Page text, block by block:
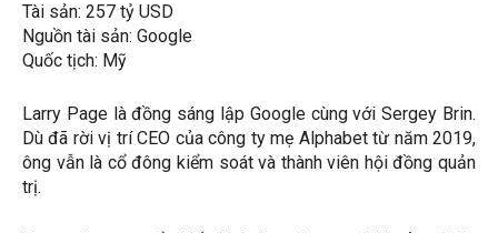
Tài sản: 257 tỷ USD
Nguồn tài sản: Google
Quốc tịch: Mỹ
Larry Page là đồng sáng lập Google cùng với Sergey Brin.
Dù đã rời vị trí CEO của công ty mẹ Alphabet từ năm 2019,
ông vẫn là cổ đông kiểm soát và thành viên hội đồng quản
trị.